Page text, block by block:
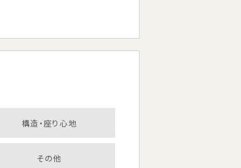
構造・座り心地
その他